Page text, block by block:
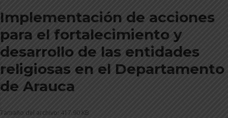
Implementación de acciones
para el fortalecimiento y
desarrollo de las entidades
religiosas en el Departamento
de Arauca
Tamaño del archivo: 417.90 KB